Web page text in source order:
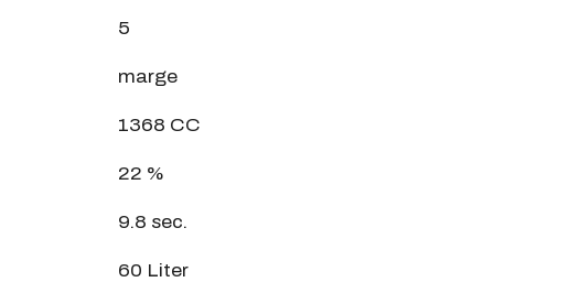
5
marge
1368 CC
22 %
9.8 sec.
60 Liter